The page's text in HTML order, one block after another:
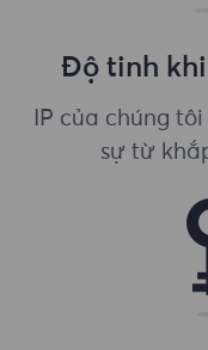
Độ tinh
IP của chúng
sự từ